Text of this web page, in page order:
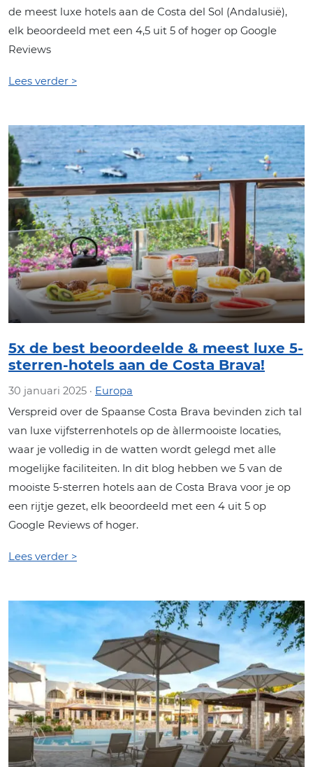
de meest luxe hotels aan de Costa del Sol (Andalusië),
elk beoordeeld met een 4,5 uit 5 of hoger op Google
Reviews
Lees verder >
5x de best beoordeelde & meest luxe 5-
sterren-hotels aan de Costa Brava!
30 januari 2025 · Europa
Verspreid over de Spaanse Costa Brava bevinden zich tal
van luxe vijfsterrenhotels op de àllermooiste locaties,
waar je volledig in de watten wordt gelegd met alle
mogelijke faciliteiten. In dit blog hebben we 5 van de
mooiste 5-sterren hotels aan de Costa Brava voor je op
een rijtje gezet, elk beoordeeld met een 4 uit 5 op
Google Reviews of hoger.
Lees verder >